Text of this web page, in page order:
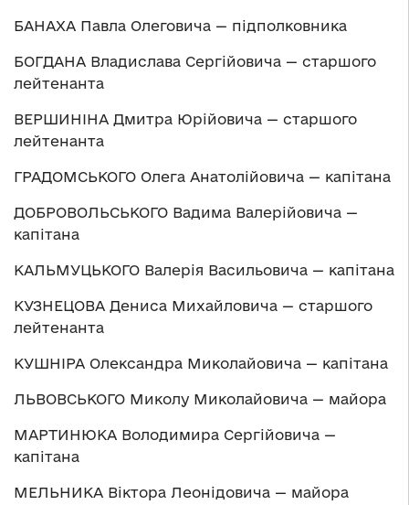
БАНАХА Павла Олеговича — підполковника
БОГДАНА Владислава Сергійовича — старшого
лейтенанта
ВЕРШИНІНА Дмитра Юрійовича — старшого
лейтенанта
ГРАДОМСЬКОГО Олега Анатолійовича — капітана
ДОБРОВОЛЬСЬКОГО Вадима Валерійовича —
капітана
КАЛЬМУЦЬКОГО Валерія Васильовича — капітана
КУЗНЕЦОВА Дениса Михайловича — старшого
лейтенанта
КУШНІРА Олександра Миколайовича — капітана
ЛЬВОВСЬКОГО Миколу Миколайовича — майора
МАРТИНЮКА Володимира Сергійовича —
капітана
МЕЛЬНИКА Віктора Леонідовича — майора